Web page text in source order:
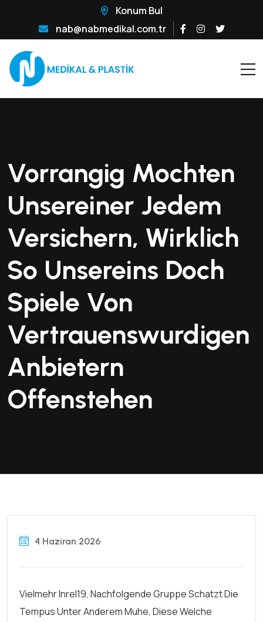
Konum Bul
nab@nabmedikal.com.tr
Vorrangig Mochten
Unsereiner Jedem
Versichern, Wirklich
So Unsereins Doch
Spiele Von
Vertrauenswurdigen
Anbietern
Offenstehen
4 Haziran 2026
Vielmehr Inrel19, Nachfolgende Gruppe Schatzt Die
Tempus Unter Anderem Muhe, Diese Welche